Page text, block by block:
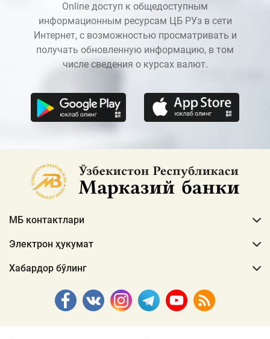
Online доступ к общедоступным
информационным ресурсам ЦБ РУз в сети
Интернет, с возможностью просматривать и
получать обновленную информацию, в том
числе сведения о курсах валют.
МБ контактлари
Электрон ҳукумат
Хабардор бўлинг